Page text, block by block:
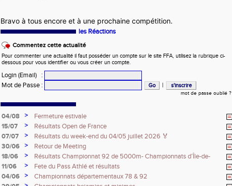
Bravo à tous encore et à une prochaine compétition.
les Réactions
Commentez cette actualité
Pour commenter une actualité il faut posséder un compte sur le site FFA, utilisez la rubrique ci-
dessous pour vous identifier ou vous créer un compte.
Login (Email)
:
Mot de Passe : |
mot de passe oublié ?
04/08 >
Fermeture estivale
15/07
>
Résultats Open de France
07/07
>
Résultats du week-end du 04/05 juillet 2026 🏅
30/06
>
Retour de Meeting
18/06
>
Résultats Championnat 92 de 5000m- Championnats d’Île-de-
France Espoirs - Régionaux - Championnats de France Masters
11/06 >
Fete du Pass Athlé et résultats
04/06
>
Championnats départementaux 78 & 92